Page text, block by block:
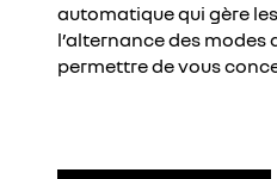
automatique qui gère
l’alternance des
permettre de vous